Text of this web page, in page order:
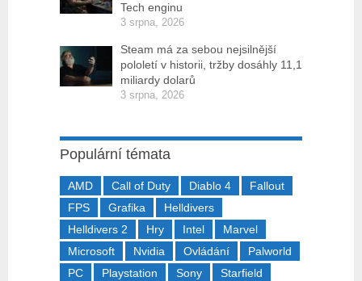
Tech enginu
3 srpna, 2026
Steam má za sebou nejsilnější
pololetí v historii, tržby dosáhly 11,1
miliardy dolarů
3 srpna, 2026
Populární témata
AMD Call of Duty Diablo 4
Fallout
FPS
Grafika
Helldivers
Helldivers 2
Hry Intel
Marvel
Microsoft
Nvidia Ovládání
Palworld
PC
Playstation Sony
Starfield